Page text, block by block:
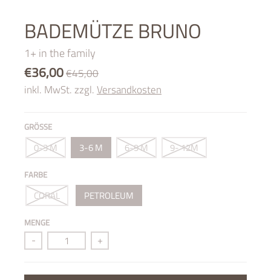
BADEMÜTZE BRUNO
1+ in the family
€36,00€45,00
inkl. MwSt. zzgl. Versandkosten
GRÖSSE
0-3 M 3-6 M 6-9 M 9- 12M
FARBE
CORAL PETROLEUM
MENGE
- +